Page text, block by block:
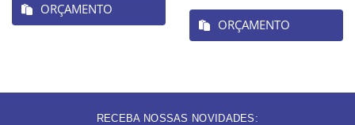
ORÇAMENTO
ORÇAMENTO
RECEBA NOSSAS NOVIDADES: